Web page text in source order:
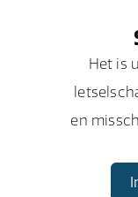
Het is
en